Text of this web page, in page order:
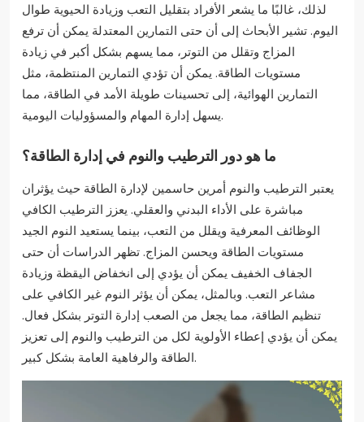
لذلك، غالبًا ما يشعر الأفراد بتقليل التعب وزيادة الحيوية طوال
اليوم. تشير الأبحاث إلى أن حتى التمارين المعتدلة يمكن أن ترفع
المزاج وتقلل من التوتر، مما يسهم بشكل أكبر في زيادة
مستويات الطاقة. يمكن أن تؤدي التمارين المنتظمة، مثل
التمارين الهوائية، إلى تحسينات طويلة الأمد في الطاقة، مما
يسهل إدارة المهام والمسؤوليات اليومية.
ما هو دور الترطيب والنوم في إدارة الطاقة؟
يعتبر الترطيب والنوم أمرين حاسمين لإدارة الطاقة حيث يؤثران
مباشرة على الأداء البدني والعقلي. يعزز الترطيب الكافي
الوظائف المعرفية ويقلل من التعب، بينما يستعيد النوم الجيد
مستويات الطاقة ويحسن المزاج. تظهر الدراسات أن حتى
الجفاف الخفيف يمكن أن يؤدي إلى انخفاض اليقظة وزيادة
مشاعر التعب. وبالمثل، يمكن أن يؤثر النوم غير الكافي على
تنظيم الطاقة، مما يجعل من الصعب إدارة التوتر بشكل فعال.
يمكن أن يؤدي إعطاء الأولوية لكل من الترطيب والنوم إلى تعزيز
الطاقة والرفاهية العامة بشكل كبير.